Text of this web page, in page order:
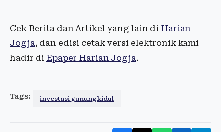
Cek Berita dan Artikel yang lain di Harian
Jogja, dan edisi cetak versi elektronik kami
hadir di Epaper Harian Jogja.
Tags: investasi gunungkidul